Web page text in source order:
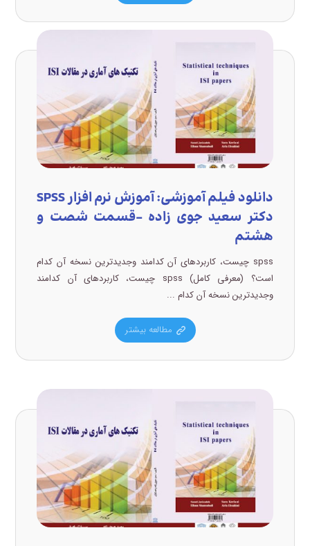
دانلود فیلم آموزشی: آموزش نرم افزار SPSS
دکتر سعید جوی زاده –قسمت شصت و
هشتم
spss چیست، کاربردهای آن کدامند وجدیدترین نسخه آن کدام
است؟ (معرفی کامل) spss چیست، کاربردهای آن کدامند
وجدیدترین نسخه آن کدام ...
مطالعه بیشتر